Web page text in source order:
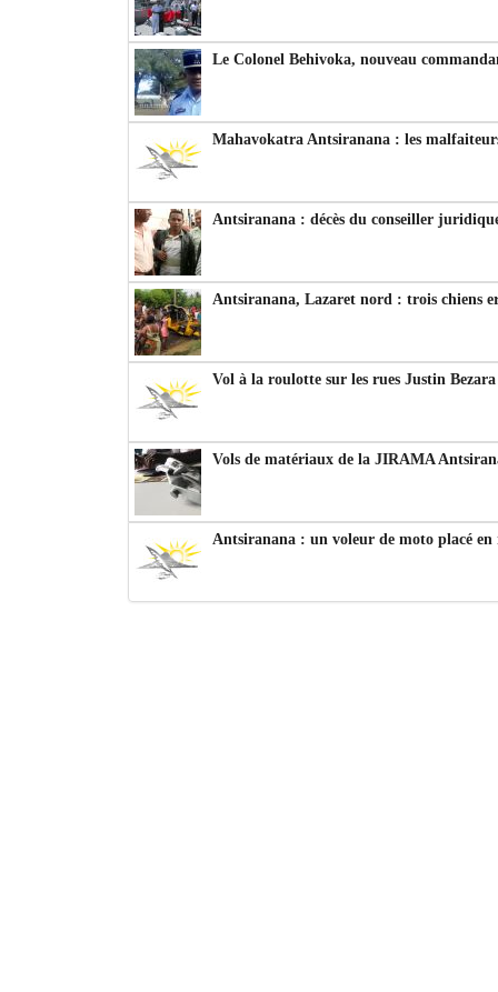
Le Colonel Behivoka, nouveau
Mahavokatra Antsiranana : les
Antsiranana : décès du conseiller
Antsiranana, Lazaret nord : trois chiens
Vol à la roulotte sur les rues Justin
Vols de matériaux de la JIRAMA
Antsiranana : un voleur de moto placé en